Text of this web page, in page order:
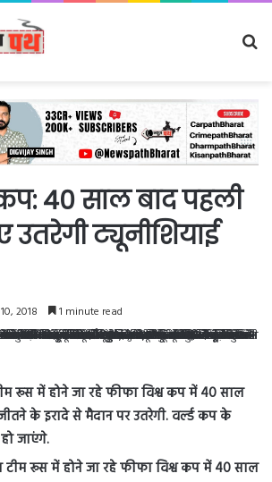
कप: 40 साल बाद पहली
ट्यूनीशियाई
2018 1 minute read
रूस में होने जा रहे फीफा विश्व कप में 40 साल
के इरादे से मैदान पर उतरेगी. वर्ल्ड कप के
जाएंगे.